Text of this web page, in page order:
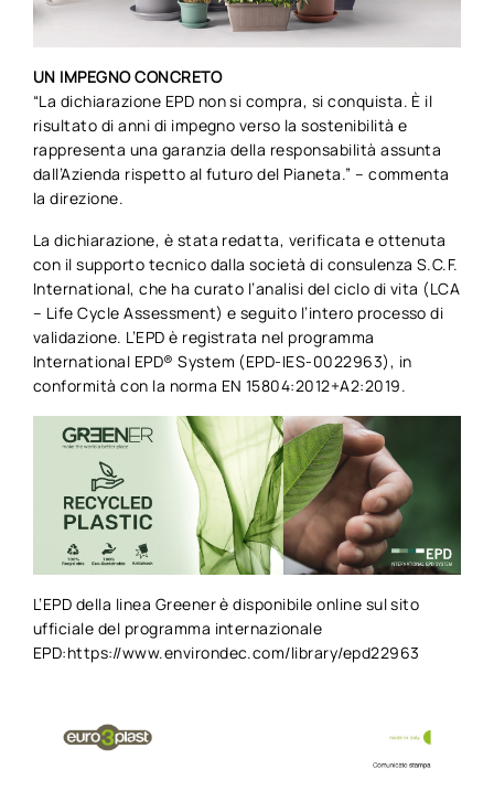
UN IMPEGNO CONCRETO
“La dichiarazione EPD non si compra, si conquista. È il
risultato di anni di impegno verso la sostenibilità e
rappresenta una garanzia della responsabilità assunta
dall’Azienda rispetto al futuro del Pianeta.” – commenta
la direzione.
La dichiarazione, è stata redatta, verificata e ottenuta
con il supporto tecnico dalla società di consulenza S.C.F.
International, che ha curato l’analisi del ciclo di vita (LCA
– Life Cycle Assessment) e seguito l’intero processo di
validazione. L’EPD è registrata nel programma
International EPD® System (EPD-IES-0022963), in
conformità con la norma EN 15804:2012+A2:2019.
L’EPD della linea Greener è disponibile online sul sito
ufficiale del programma internazionale
EPD:https://www.environdec.com/library/epd22963